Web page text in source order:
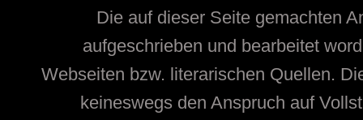
Die auf dieser Seite gemachten
aufgeschrieben und bearbeitet
Webseiten bzw. literarischen Quellen.
keineswegs den Anspruch auf